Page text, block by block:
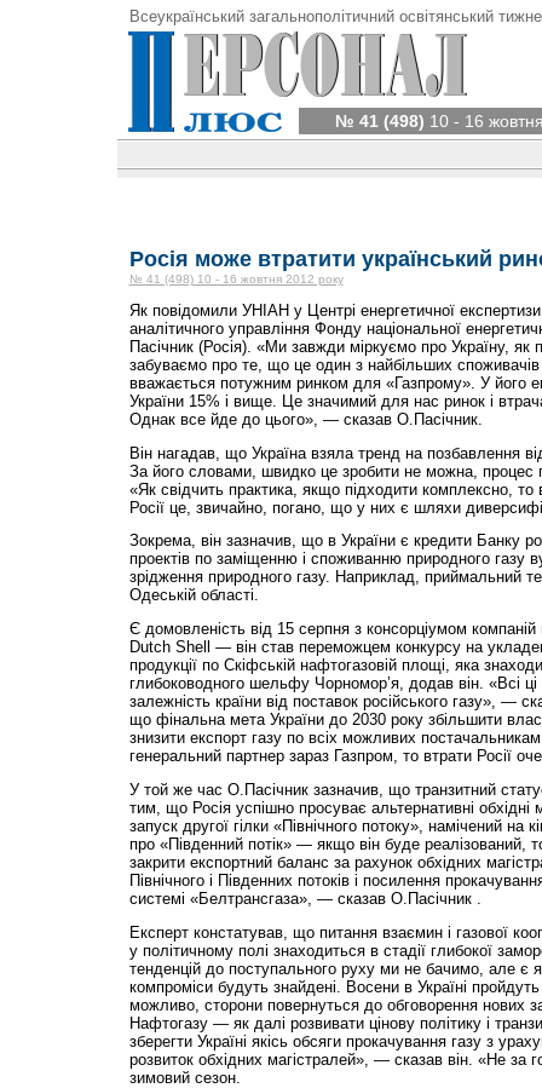
Всеукраїнський загальнополітичний освітянський
№ 41 (498) 10 - 16
Росія може втратити український
№ 41 (498) 10 - 16 жовтня 2012 року
Як повідомили УНІАН у Центрі енергетичної
аналітичного управління Фонду національної
Пасічник (Росія). «Ми завжди міркуємо про Україну, як
забуваємо про те, що це один з найбільших споживачів
вважається потужним ринком для «Газпрому». У його
України 15% і вище. Це значимий для нас ринок і
Однак все йде до цього», — сказав О.Пасічник.
Він нагадав, що Україна взяла тренд на позбавлення
За його словами, швидко це зробити не можна, процес
«Як свідчить практика, якщо підходити комплексно,
Росії це, звичайно, погано, що у них є шляхи
Зокрема, він зазначив, що в України є кредити Банку
проектів по заміщенню і споживанню природного газу
зрідження природного газу. Наприклад, приймальний
Одеській області.
Є домовленість від 15 серпня з консорціумом
Dutch Shell — він став переможцем конкурсу на
продукції по Скіфській нафтогазовій площі, яка
глибоководного шельфу Чорномор’я, додав він. «Всі
залежність країни від поставок російського газу», —
що фінальна мета України до 2030 року збільшити
знизити експорт газу по всіх можливих
генеральний партнер зараз Газпром, то втрати Росії
У той же час О.Пасічник зазначив, що транзитний
тим, що Росія успішно просуває альтернативні обхідні
запуск другої гілки «Північного потоку», намічений на
про «Південний потік» — якщо він буде реалізований,
закрити експортний баланс за рахунок обхідних
Північного і Південних потоків і посилення
системі «Белтранcгаза», — сказав О.Пасічник .
Експерт констатував, що питання взаємин і газової
у політичному полі знаходиться в стадії глибокої
тенденцій до поступального руху ми не бачимо, але є
компроміси будуть знайдені. Восени в Україні
можливо, сторони повернуться до обговорення нових
Нафтогазу — як далі розвивати цінову політику і
зберегти Україні якісь обсяги прокачування газу з
розвиток обхідних магістралей», — сказав він. «Не за
зимовий сезон.